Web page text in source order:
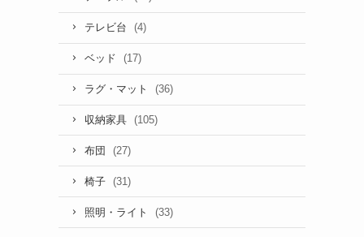
テレビ台 (4)
ベッド (17)
ラグ・マット (36)
収納家具 (105)
布団 (27)
椅子 (31)
照明・ライト (33)